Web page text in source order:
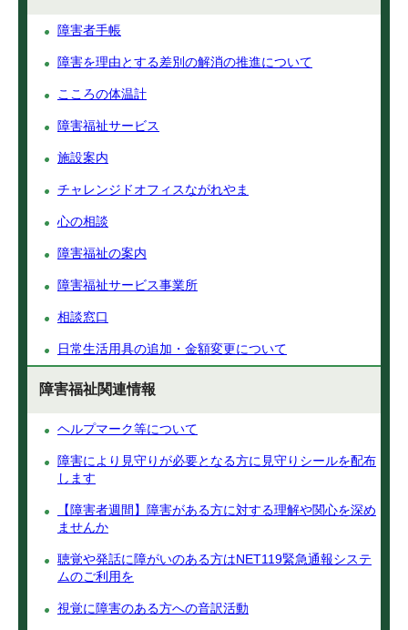
障害者手帳
障害を理由とする差別の解消の推進について
こころの体温計
障害福祉サービス
施設案内
チャレンジドオフィスながれやま
心の相談
障害福祉の案内
障害福祉サービス事業所
相談窓口
日常生活用具の追加・金額変更について
障害福祉関連情報
ヘルプマーク等について
障害により見守りが必要となる方に見守りシールを配布
します
【障害者週間】障害がある方に対する理解や関心を深め
ませんか
聴覚や発話に障がいのある方はNET119緊急通報システ
ムのご利用を
視覚に障害のある方への音訳活動